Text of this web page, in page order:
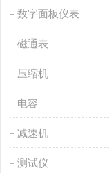
数字面板仪表
磁通表
压缩机
电容
减速机
测试仪